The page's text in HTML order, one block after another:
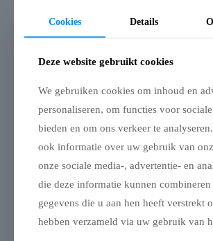
Let op: de halsband wordt assorti geleverd,
Gerelateerde producten
Cookies Details
Deze website gebruikt cookies
We gebruiken cookies om inhoud en
personaliseren, om functies voor
bieden en om ons verkeer te
ook informatie over uw gebruik van
onze sociale media-, advertentie- en
die deze informatie kunnen combineren
gegevens die u aan hen heeft verstrekt
hebben verzameld via uw gebruik van